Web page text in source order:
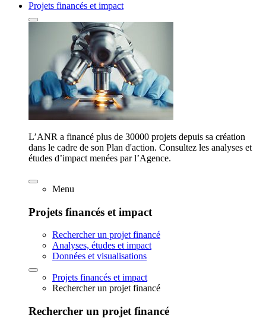
Projets financés et impact
L’ANR a financé plus de 30000 projets depuis sa création
dans le cadre de son Plan d'action. Consultez les analyses et
études d’impact menées par l’Agence.
Menu
Projets financés et impact
Rechercher un projet financé
Analyses, études et impact
Données et visualisations
Projets financés et impact
Rechercher un projet financé
Rechercher un projet financé